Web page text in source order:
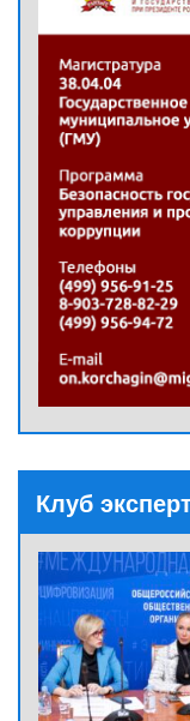
Клуб